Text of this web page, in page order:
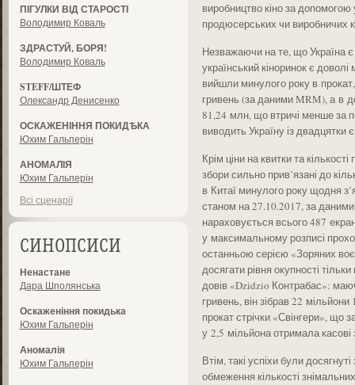
ПІГУЛКИ ВІД СТАРОСТІ
Володимир Коваль
ЗДРАСТУЙ, БОРЯ!
Володимир Коваль
STEFF/ШТЕФ
Олександр Денисенко
ОСКАЖЕНІННЯ ПОКИДѢКА
Юхим Гальперін
АНОМАЛІЯ
Юхим Гальперін
Всі сценарії
СИНОПСИСИ
Ненастане
Дара Шполянська
Оскаженіння покидька
Юхим Гальперін
Аномалія
Юхим Гальперін
виробництво кіно за
продюсерських чи виробничих
Незважаючи на те, що Україна
український кіноринок є
вийшли минулого року в
гривень (за даними MRM), а в
81,24 млн, що втричі менше за
виводить Україну із двадцятки
Крім ціни на квитки та
збори сильно прив’язані до
в Китаї минулого року щодня
станом на 27.10.2017, за
нараховується всього 487
у максимальному розписі
останньою серією «Зоряних
досягати рівня окупності
довів «Dzidzio Контрабас»:
гривень, він зібрав 22
прокат стрічки «Свінгери», що
у 2,5 мільйона отримала касові
Втім, такі успіхи були
обмеження кількості